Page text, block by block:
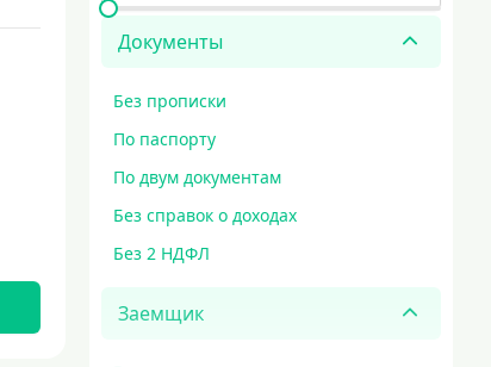
Документы
Без прописки
По паспорту
По двум документам
Без справок о доходах
Без 2 НДФЛ
Заемщик